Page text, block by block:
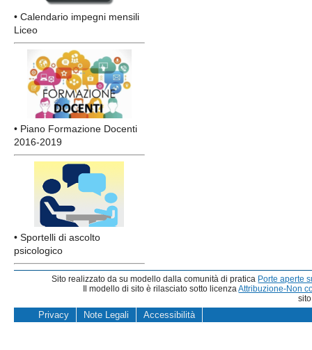
• Calendario impegni mensili
Liceo
• Piano Formazione Docenti
2016-2019
• Sportelli di ascolto
psicologico
Sito realizzato da su modello dalla comunità di pratica Porte aperte
Il modello di sito è rilasciato sotto licenzaAttribuzione-Non
Privacy Note Legali Accessibilità